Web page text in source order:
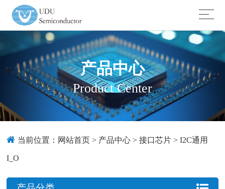
产品中心
Product Center
当前位置： 网站首页 > 产品中心 >接口芯片 >I2C通用
I_O